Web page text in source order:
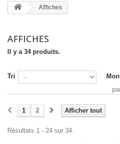
Affiches
AFFICHES
Il y a 34 produits.
Tri
Afficher tout
1 2
Résultats 1 - 24 sur 34.